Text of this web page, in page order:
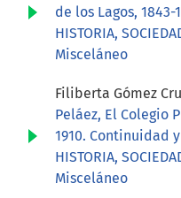
de los Lagos, 1843-
HISTORIA,
Misceláneo
Filiberta Gómez
Peláez, El Colegio
1910. Continuidad
HISTORIA,
Misceláneo